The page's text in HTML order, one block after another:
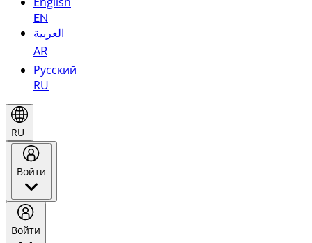
EN
العربية
AR
Русский
RU
RU
Войти
Войти